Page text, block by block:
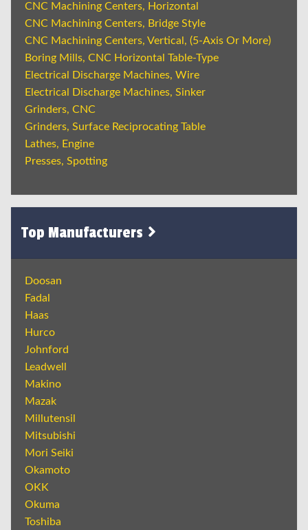
CNC Machining Centers, Horizontal
CNC Machining Centers, Bridge Style
CNC Machining Centers, Vertical, (5-Axis Or More)
Boring Mills, CNC Horizontal Table-Type
Electrical Discharge Machines, Wire
Electrical Discharge Machines, Sinker
Grinders, CNC
Grinders, Surface Reciprocating Table
Lathes, Engine
Presses, Spotting
Top Manufacturers
Doosan
Fadal
Haas
Hurco
Johnford
Leadwell
Makino
Mazak
Millutensil
Mitsubishi
Mori Seiki
Okamoto
OKK
Okuma
Toshiba